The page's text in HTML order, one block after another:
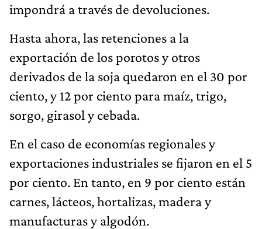
impondrá a través de devoluciones.
Hasta ahora, las retenciones a la
exportación de los porotos y otros
derivados de la soja quedaron en el 30 por
ciento, y 12 por ciento para maíz, trigo,
sorgo, girasol y cebada.
En el caso de economías regionales y
exportaciones industriales se fijaron en el 5
por ciento. En tanto, en 9 por ciento están
carnes, lácteos, hortalizas, madera y
manufacturas y algodón.